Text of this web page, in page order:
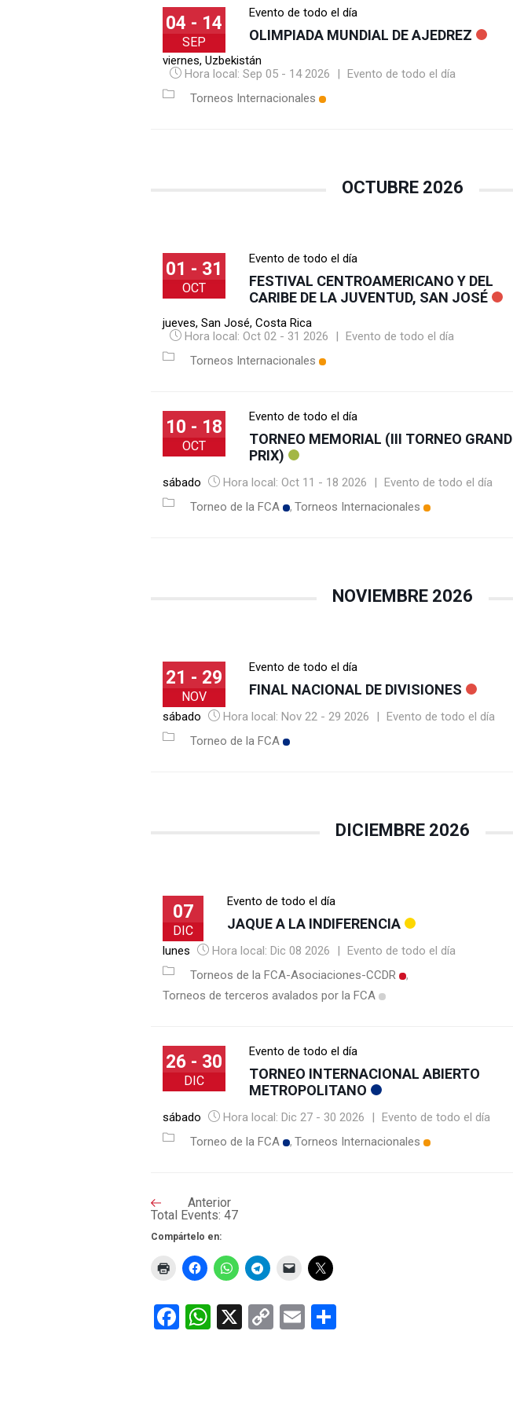
04 - 14
SEP
Evento de todo el día
OLIMPIADA MUNDIAL DE AJEDREZ
viernes, Uzbekistán
Hora local: Sep 05 - 14 2026 | Evento de todo el día
Torneos Internacionales
OCTUBRE 2026
01 - 31
OCT
Evento de todo el día
FESTIVAL CENTROAMERICANO Y DEL
CARIBE DE LA JUVENTUD, SAN JOSÉ
jueves, San José, Costa Rica
Hora local: Oct 02 - 31 2026 | Evento de todo el día
Torneos Internacionales
10 - 18
OCT
Evento de todo el día
TORNEO MEMORIAL (III TORNEO GRAND
PRIX)
sábado Hora local: Oct 11 - 18 2026 | Evento de todo el día
Torneo de la FCA
Torneos Internacionales
NOVIEMBRE 2026
21 - 29
NOV
Evento de todo el día
FINAL NACIONAL DE DIVISIONES
sábado Hora local: Nov 22 - 29 2026 | Evento de todo el día
Torneo de la FCA
DICIEMBRE 2026
07
DIC
Evento de todo el día
JAQUE A LA INDIFERENCIA
lunes Hora local: Dic 08 2026 | Evento de todo el día
Torneos de la FCA-Asociaciones-CCDR
Torneos de terceros avalados por la FCA
26 - 30
DIC
Evento de todo el día
TORNEO INTERNACIONAL ABIERTO
METROPOLITANO
sábado Hora local: Dic 27 - 30 2026 | Evento de todo el día
Torneo de la FCA
Torneos Internacionales
Anterior
Total Events: 47
Compártelo en:
Facebook
WhatsApp
X
CopyEmail